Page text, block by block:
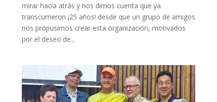
mirar hacia atrás y nos dimos cuenta que ya
transcurrieron ¡25 años! desde que un grupo de amigos
nos propusimos crear esta organización, motivados
por el deseo de...